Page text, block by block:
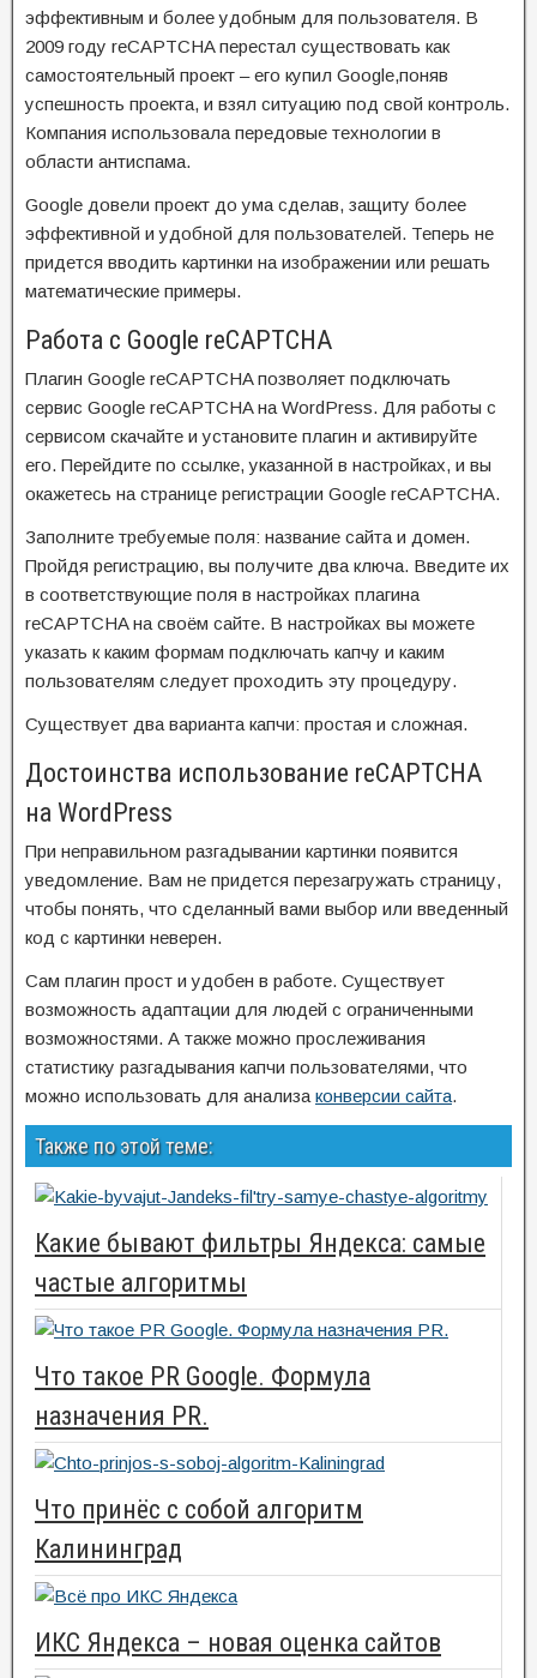
эффективным и более удобным для пользователя. В
2009 году reCAPTCHA перестал существовать как
самостоятельный проект – его купил Google,поняв
успешность проекта, и взял ситуацию под свой контроль.
Компания использовала передовые технологии в
области антиспама.
Google довели проект до ума сделав, защиту более
эффективной и удобной для пользователей. Теперь не
придется вводить картинки на изображении или решать
математические примеры.
Работа с Google reCAPTCHA
Плагин Google reCAPTCHA позволяет подключать
сервис Google reCAPTCHA на WordPress. Для работы с
сервисом скачайте и установите плагин и активируйте
его. Перейдите по ссылке, указанной в настройках, и вы
окажетесь на странице регистрации Google reCAPTCHA.
Заполните требуемые поля: название сайта и домен.
Пройдя регистрацию, вы получите два ключа. Введите их
в соответствующие поля в настройках плагина
reCAPTCHA на своём сайте. В настройках вы можете
указать к каким формам подключать капчу и каким
пользователям следует проходить эту процедуру.
Существует два варианта капчи: простая и сложная.
Достоинства использование reCAPTCHA
на WordPress
При неправильном разгадывании картинки появится
уведомление. Вам не придется перезагружать страницу,
чтобы понять, что сделанный вами выбор или введенный
код с картинки неверен.
Сам плагин прост и удобен в работе. Существует
возможность адаптации для людей с ограниченными
возможностями. А также можно прослеживания
статистику разгадывания капчи пользователями, что
можно использовать для анализа конверсии сайта.
Также по этой теме:
Какие бывают фильтры Яндекса: самые
частые алгоритмы
Что такое PR Google. Формула
назначения PR.
Что принёс с собой алгоритм
Калининград
ИКС Яндекса – новая оценка сайтов